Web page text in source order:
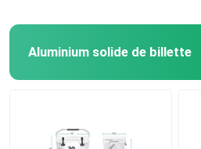
Aluminium solide de billette